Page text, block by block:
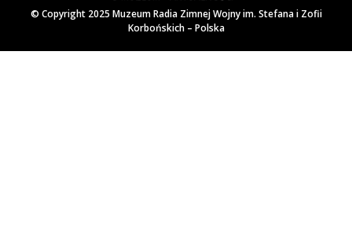
© Copyright 2025 Muzeum Radia Zimnej Wojny im. Stefana i Zofii
Korbońskich – Polska